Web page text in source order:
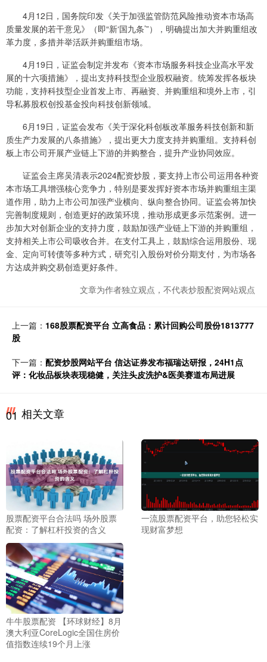
4月12日，国务院印发《关于加强监管防范风险推动资本市场高
质量发展的若干意见》（即“新‘国九条’”），明确提出加大并购重组改
革力度，多措并举活跃并购重组市场。
4月19日，证监会制定并发布《资本市场服务科技企业高水平发
展的十六项措施》，提出支持科技型企业股权融资。统筹发挥各板块
功能，支持科技型企业首发上市、再融资、并购重组和境外上市，引
导私募股权创投基金投向科技创新领域。
6月19日，证监会发布《关于深化科创板改革服务科技创新和新
质生产力发展的八条措施》，提出更大力度支持并购重组。支持科创
板上市公司开展产业链上下游的并购整合，提升产业协同效应。
证监会主席吴清表示2024配资炒股，要支持上市公司运用各种资
本市场工具增强核心竞争力，特别是要发挥好资本市场并购重组主渠
道作用，助力上市公司加强产业横向、纵向整合协同。证监会将加快
完善制度规则，创造更好的政策环境，推动形成更多示范案例。进一
步加大对创新企业的支持力度，鼓励加强产业链上下游的并购重组，
支持相关上市公司吸收合并。在支付工具上，鼓励综合运用股份、现
金、定向可转债等多种方式，研究引入股份对价分期支付，为市场各
方达成并购交易创造更好条件。
文章为作者独立观点，不代表炒股配资网站观点
上一篇： 168股票配资平台 立高食品：累计回购公司股份1813777
股
下一篇： 配资炒股网站平台 信达证券发布福瑞达研报，24H1点
评：化妆品板块表现稳健，关注头皮洗护&医美赛道布局进展
01 相关文章
股票配资平台合法吗 场外股票
配资：了解杠杆投资的含义
一流股票配资平台，助您轻松实
现财富梦想
牛牛股票配资 【环球财经】8月
澳大利亚CoreLogic全国住房价
值指数连续19个月上涨